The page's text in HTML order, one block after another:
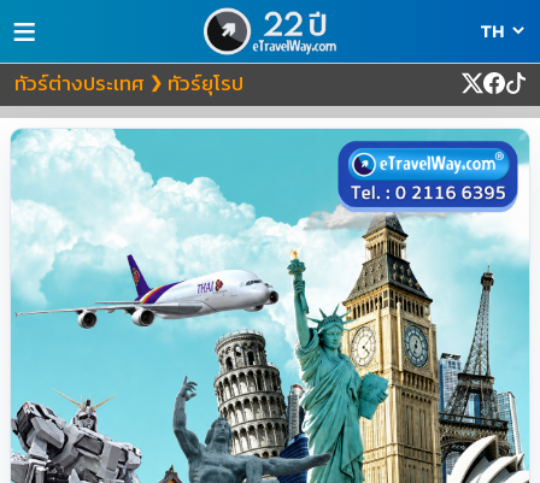
≡
ทัวร์ต่างประเทศ ❯ ทัวร์ยุโรป